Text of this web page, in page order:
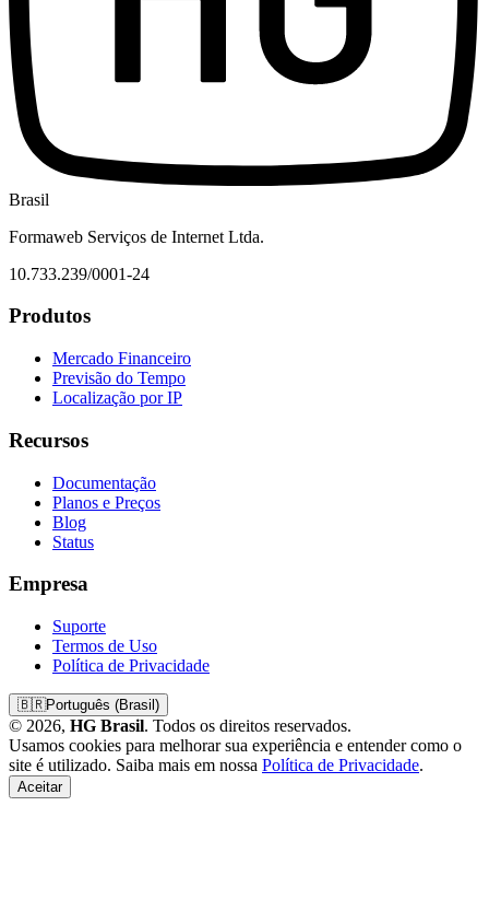
Brasil
Formaweb Serviços de Internet Ltda.
10.733.239/0001-24
Produtos
Mercado Financeiro
Previsão do Tempo
Localização por IP
Recursos
Documentação
Planos e Preços
Blog
Status
Empresa
Suporte
Termos de Uso
Política de Privacidade
🇧🇷Português (Brasil)
© 2026, HG Brasil. Todos os direitos reservados.
Usamos cookies para melhorar sua experiência e entender como o
site é utilizado. Saiba mais em nossa Política de Privacidade.
Aceitar